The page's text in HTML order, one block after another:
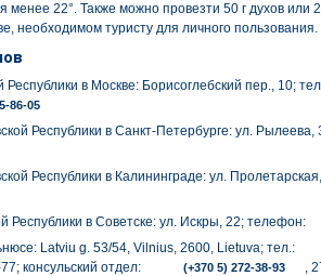
менее 22°. Также можно провезти 50 г духов
необходимом туристу для личного пользования.
Республики в Москве: Борисоглебский пер., 10;
86-05
Республики в Санкт-Петербурге: ул.
Республики в Калининграде: ул.
Республики в Советске: ул. Искры, 22; телефон:
Latviu g. 53/54, Vilnius, 2600, Lietuva; тел.:
консульский отдел:
(+370 5) 272-38-93
,